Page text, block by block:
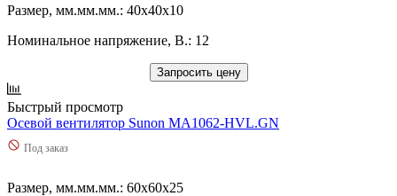
Размер, мм.мм.мм.: 40x40x10
Номинальное напряжение, В.: 12
Запросить цену
Быстрый просмотр
Осевой вентилятор Sunon MA1062-HVL.GN
Под заказ
Размер, мм.мм.мм.: 60x60x25